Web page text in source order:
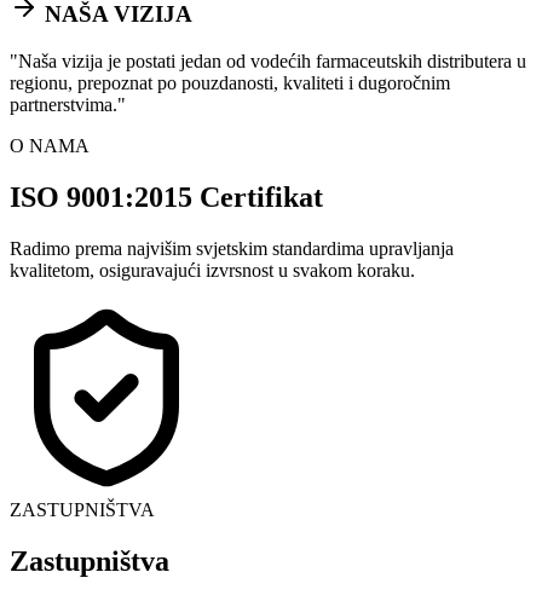
NAŠA VIZIJA
"Naša vizija je postati jedan od vodećih farmaceutskih distributera u
regionu, prepoznat po pouzdanosti, kvaliteti i dugoročnim
partnerstvima."
O NAMA
ISO 9001:2015 Certifikat
Radimo prema najvišim svjetskim standardima upravljanja
kvalitetom, osiguravajući izvrsnost u svakom koraku.
ZASTUPNIŠTVA
Zastupništva